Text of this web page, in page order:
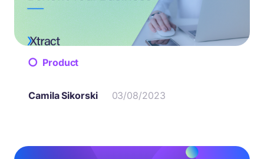
Product
Camila Sikorski 03/08/2023